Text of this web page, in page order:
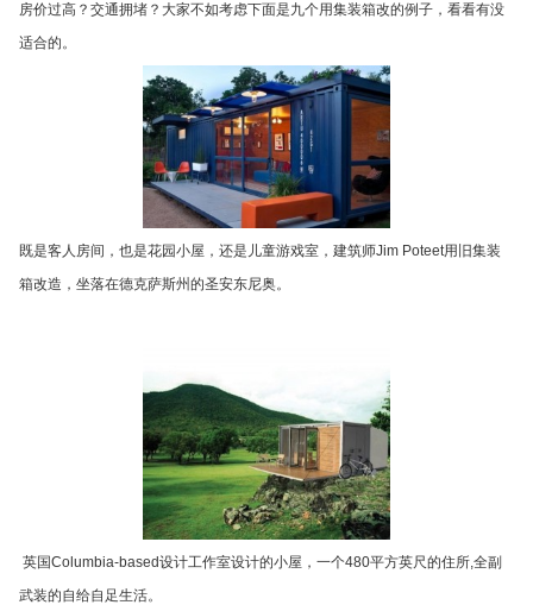
房价过高？交通拥堵？大家不如考虑下面是九个用集装箱改的例子，看看有没
适合的。
既是客人房间，也是花园小屋，还是儿童游戏室，建筑师Jim Poteet用旧集装
箱改造，坐落在德克萨斯州的圣安东尼奥。
英国Columbia-based设计工作室设计的小屋，一个480平方英尺的住所,全副
武装的自给自足生活。